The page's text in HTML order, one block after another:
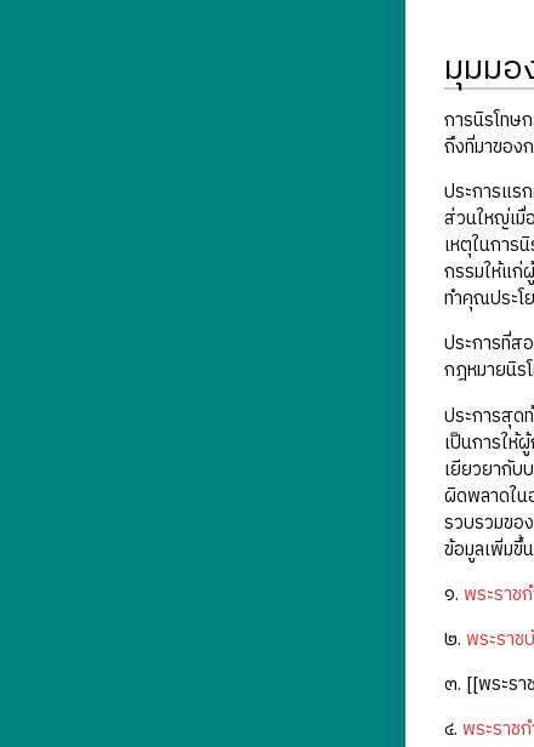
มุมมอ
การนิรโทษ
ถึงที่มาของ
ประการแร
ส่วนใหญ่เมื่
เหตุในการ
กรรมให้แก่
ทำคุณประโ
ประการที่ส
กฎหมายนิร
ประการสุด
เป็นการให้
เยียวยากับ
ผิดพลาดใน
รวบรวมข
ข้อมูลเพิ่มขึ้
๑. พระราช
๒. พระรา
๓. [[พระร
๔. พระราช